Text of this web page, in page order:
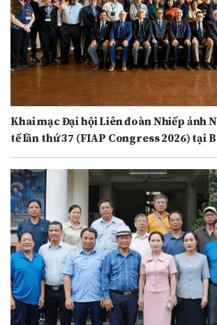
Khai mạc Đại hội Liên đoàn Nhiếp ảnh
tế lần thứ 37 (FIAP Congress 2026) tại